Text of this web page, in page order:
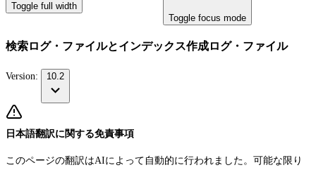
Toggle full width
Toggle focus mode
検索ログ・ファイルとインデックス作成ログ・ファイル
Version: 10.2
日本語翻訳に関する免責事項
このページの翻訳はAIによって自動的に行われました。可能な限り